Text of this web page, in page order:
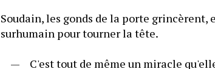
Soudain, les gonds de la porte
surhumain pour tourner la tête.
—	C'est tout de même un miracle qu'elle